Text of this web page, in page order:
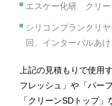
エスケー化研 クリー
シリコンプランクリ
回、インターバルあけ
上記の見積もりで使用
フレッシュ」や「パー
「クリーンSDトップ